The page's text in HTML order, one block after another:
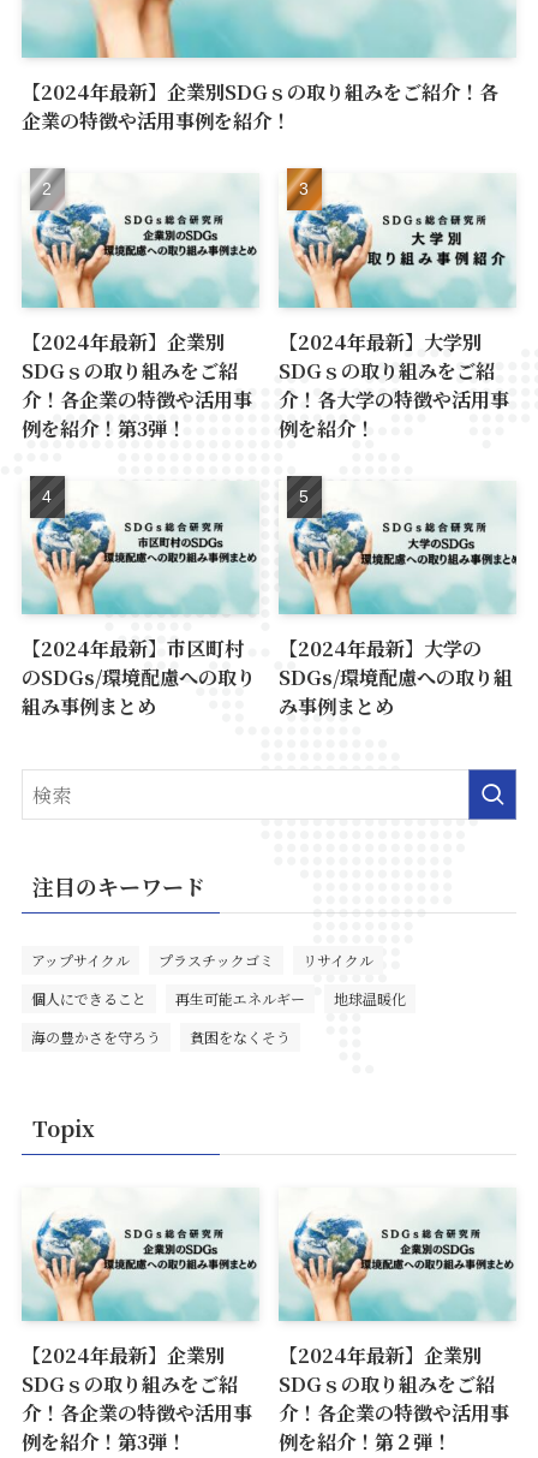
【2024年最新】企業別SDGｓの取り組みをご紹介！各
企業の特徴や活用事例を紹介！
【2024年最新】企業別
SDGｓの取り組みをご紹
介！各企業の特徴や活用事
例を紹介！第3弾！
【2024年最新】大学別
SDGｓの取り組みをご紹
介！各大学の特徴や活用事
例を紹介！
【2024年最新】市区町村
のSDGs/環境配慮への取り
組み事例まとめ
【2024年最新】大学の
SDGs/環境配慮への取り組
み事例まとめ
注目のキーワード
アップサイクル プラスチックゴミ
リサイクル
個人にできること
再生可能エネルギー
地球温暖化
海の豊かさを守ろう
貧困をなくそう
Topix
【2024年最新】企業別
SDGｓの取り組みをご紹
介！各企業の特徴や活用事
例を紹介！第3弾！
【2024年最新】企業別
SDGｓの取り組みをご紹
介！各企業の特徴や活用事
例を紹介！第２弾！